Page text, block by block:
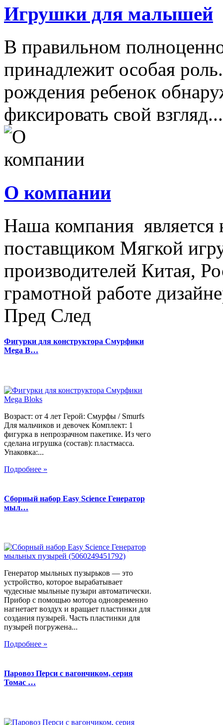
Игрушки для малышей
В правильном
принадлежит особая
рождения ребенок
фиксировать свой взгляд...
О компании
Наша компания
поставщиком Мягкой
производителей Китая,
грамотной работе
Пред След
Фигурки для конструктора Смурфики
Mega B…
Возраст: от 4 лет Герой: Смурфы / Smurfs
Для мальчиков и девочек Комплект: 1
фигурка в непрозрачном пакетике. Из чего
сделана игрушка (состав): пластмасса.
Упаковка:...
Подробнее »
Сборный набор Easy Science Генератор
мыл…
Генератор мыльных пузырьков — это
устройство, которое вырабатывает
чудесные мыльные пузыри автоматически.
Прибор с помощью мотора одновременно
нагнетает воздух и вращает пластинки для
создания пузырей. Часть пластинки для
пузырей погружена...
Подробнее »
Паровоз Перси с вагончиком, серия
Томас …